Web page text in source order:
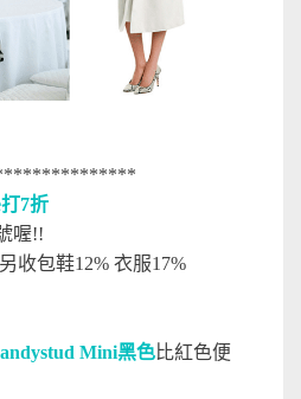
7折
喔!!
收包鞋12% 衣服17%
Mini黑色比紅色便